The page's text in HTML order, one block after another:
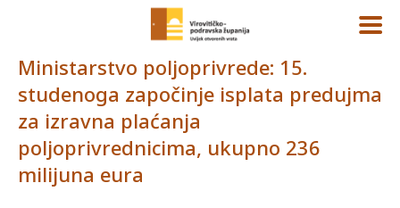
Ministarstvo poljoprivrede: 15.
studenoga započinje isplata predujma
za izravna plaćanja
poljoprivrednicima, ukupno 236
milijuna eura